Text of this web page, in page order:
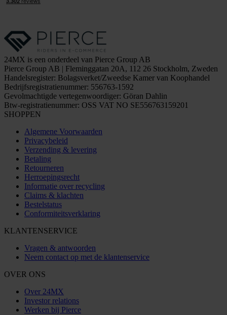
24MX is een onderdeel van Pierce Group AB
Pierce Group AB | Fleminggatan 20A, 112 26 Stockholm, Zweden
Handelsregister: Bolagsverket/Zweedse Kamer van Koophandel
Bedrijfsregistratienummer: 556763-1592
Gevolmachtigde vertegenwoordiger: Göran Dahlin
Btw-registratienummer: OSS VAT NO SE556763159201
SHOPPEN
Algemene Voorwaarden
Privacybeleid
Verzending & levering
Betaling
Retourneren
Herroepingsrecht
Informatie over recycling
Claims & klachten
Bestelstatus
Conformiteitsverklaring
KLANTENSERVICE
Vragen & antwoorden
Neem contact op met de klantenservice
OVER ONS
Over 24MX
Investor relations
Werken bij Pierce